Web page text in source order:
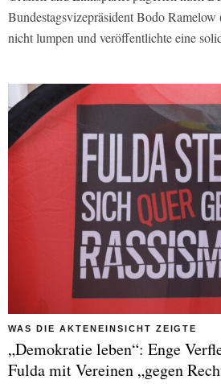
Bundestagsvizepräsident Bodo
nicht lumpen und veröffentlichte eine
WAS DIE AKTENEINSICHT ZEIGTE
„Demokratie leben“: Enge
Fulda mit Vereinen „gegen